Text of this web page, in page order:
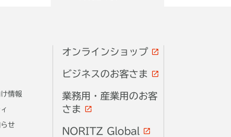
情報
せ
オンラインショップ
ビジネスのお客さま
業務用・産業用のお客
さま
NORITZ Global